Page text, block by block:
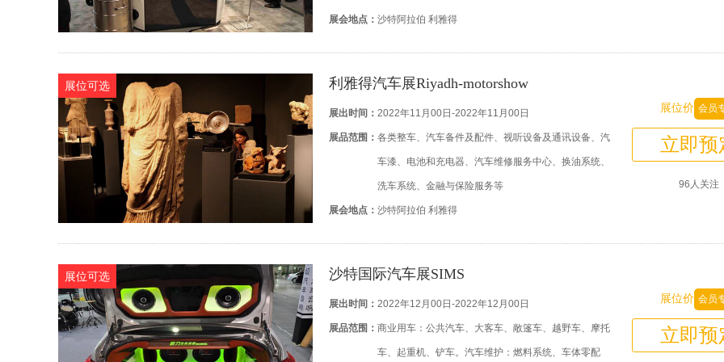
展会地点： 沙特阿拉伯 利雅得
展位可选 利雅得汽车展Riyadh-motorshow
展出时间： 2022年11月00日-2022年11月00日
展品范围： 各类整车、汽车备件及配件、视听设备及通讯设备、汽
车漆、电池和充电器、汽车维修服务中心、换油系统、
洗车系统、金融与保险服务等
展会地点： 沙特阿拉伯 利雅得
展位价 会员
立即预
96人关注
展位可选 沙特国际汽车展SIMS
展出时间： 2022年12月00日-2022年12月00日
展品范围： 商业用车：公共汽车、大客车、敞篷车、越野车、摩托
车、起重机、铲车。汽车维护：燃料系统、车体零配
展位价 会员
立即预